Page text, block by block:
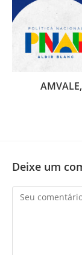
Deixe um